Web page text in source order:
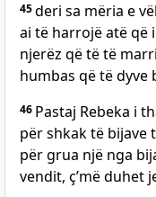
45deri sa mëria e
ai të harrojë atë që
njerëz që të të
humbas që të dyve
46 Pastaj Rebeka i
për shkak të bijave
për grua një nga
vendit, ç’më duhet